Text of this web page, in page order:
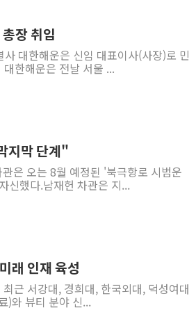
장 취임
대한해운은 신임 대표이사(사장)로 민
한해운은 전날 서울 ...
지막 단계"
은 오는 8월 예정된 '북극항로 시범운
신했다.남재헌 차관은 지...
래 인재 육성
근 서강대, 경희대, 한국외대, 덕성여대
)와 뷰티 분야 신...